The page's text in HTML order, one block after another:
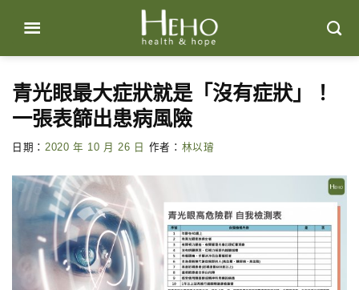
content
青光眼最大症狀就是「沒有症狀」！
一張表篩出患病風險
日期： 2020 年 10 月 26 日 作者： 林以璿